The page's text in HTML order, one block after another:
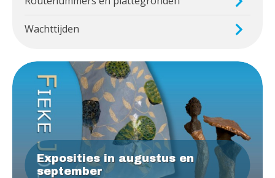
Wachttijden
Exposities in augustus en
september